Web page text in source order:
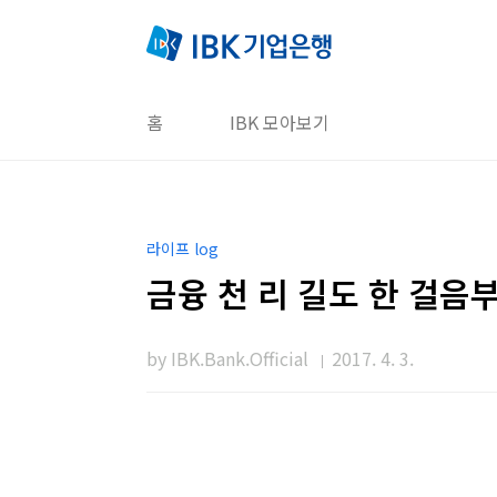
홈 IBK 모아보기
라이프 log
금융 천 리 길도 한 걸음
by IBK.Bank.Official 2017. 4. 3.